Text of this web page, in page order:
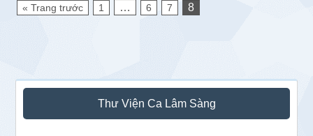
« Trang trước 1 … 6 7 8
Sidebar
chính
Thư Viện Ca Lâm Sàng